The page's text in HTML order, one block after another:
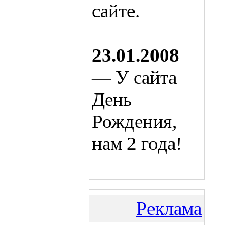
сайте.
23.01.2008
— У сайта
День
Рождения,
нам 2 года!
Реклама